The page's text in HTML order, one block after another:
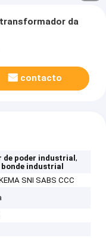
da
contacto
de poder industrial,
industrial
SNI SABS CCC